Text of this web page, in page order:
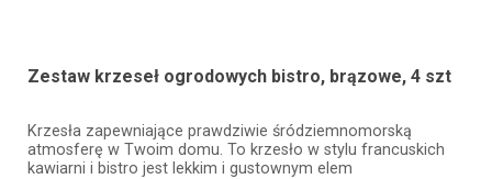
Zestaw krzeseł ogrodowych bistro, brązowe, 4 szt
Krzesła zapewniające prawdziwie śródziemnomorską
atmosferę w Twoim domu. To krzesło w stylu francuskich
kawiarni i bistro jest lekkim i gustownym elem